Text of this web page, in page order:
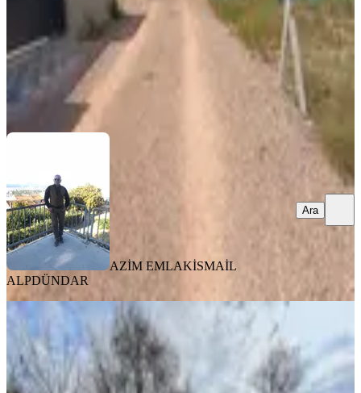
8.500.000 ₺
AZİM EMLAK İSMAİL ALPDÜNDAR
AZİM EMLAKİSMAİL
ALPDÜNDAR
Ara
Belenbaşında Satılık Bahçe Elektirik
Ve Su Mevcut
Buca, Belenbaşı Mahallesi